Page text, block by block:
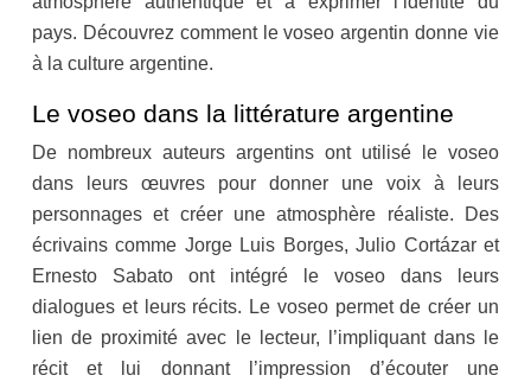
pays. Découvrez comment le voseo argentin donne vie
à la culture argentine.
Le voseo dans la littérature argentine
De nombreux auteurs argentins ont utilisé le voseo
dans leurs œuvres pour donner une voix à leurs
personnages et créer une atmosphère réaliste. Des
écrivains comme Jorge Luis Borges, Julio Cortázar et
Ernesto Sabato ont intégré le voseo dans leurs
dialogues et leurs récits. Le voseo permet de créer un
lien de proximité avec le lecteur, l’impliquant dans le
récit et lui donnant l’impression d’écouter une